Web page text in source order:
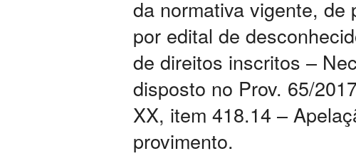
da normativa vigente, de
por edital de
de direitos inscritos –
disposto no Prov. 65/
XX, item 418.14 –
provimento.